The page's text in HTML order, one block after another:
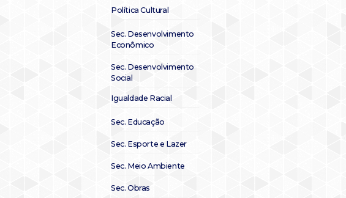
Política Cultural
Sec. Desenvolvimento
Econômico
Sec. Desenvolvimento
Social
Igualdade Racial
Sec. Educação
Sec. Esporte e Lazer
Sec. Meio Ambiente
Sec. Obras